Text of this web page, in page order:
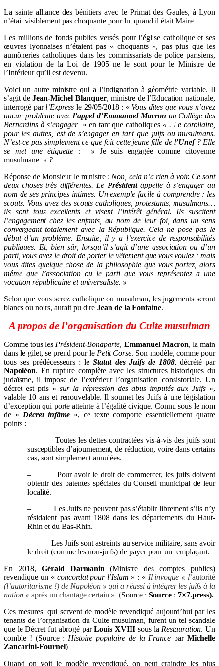
La sainte alliance des bénitiers avec le Primat des Gaules, à Lyon
n’était visiblement pas choquante pour lui quand il était Maire.
Les millions de fonds publics versés pour l’église catholique et ses
œuvres lyonnaises n’étaient pas « choquants », pas plus que les
aumôneries catholiques dans les commissariats de police parisiens,
en violation de la Loi de 1905 ne le sont pour le Ministre de
l’Intérieur qu’il est devenu.
Voici un autre ministre qui a l’indignation à géométrie variable. Il
s’agit deJean-Michel Blanquer, ministre de l’Education nationale,
interrogé par l’Express le 29/05/2018 : « Vous dites que vous n’avez
aucun problème avecl’appel d’Emmanuel Macron au Collège des
Bernardins à s’engager » en tant que catholiques « . Le corollaire,
pour les autres, est de s’engager en tant que juifs ou musulmans.
N’est-ce pas simplement ce que fait cette jeune fille del’Unef? Elle
se met une étiquette : » Je suis engagée comme citoyenne
musulmane » ?
Réponse de Monsieur le ministre : Non, cela n’a rien à voir. Ce sont
deux choses très différentes. Le Présidentappelle à s’engager au
nom de ses principes intimes. Un exemple facile à comprendre : les
scouts. Vous avez des scouts catholiques, protestants, musulmans…
ils sont tous excellents et visent l’intérêt général. Ils suscitent
l’engagement chez les enfants, au nom de leur foi, dans un sens
convergeant totalement avec la République. Cela ne pose pas le
début d’un problème. Ensuite, il y a l’exercice de responsabilités
publiques. Et, bien sûr, lorsqu’il s’agit d’une association ou d’un
parti, vous avez le droit de porter le vêtement que vous voulez : mais
vous dites quelque chose de la philosophie que vous portez, alors
même que l’association ou le parti que vous représentez a une
vocation républicaine et universaliste. »
Selon que vous serez catholique ou musulman, les jugements seront
blancs ou noirs, aurait pu dire Jean de la Fontaine.
A propos de l’organisation du Culte musulman
Comme tous les Président-Bonaparte, Emmanuel Macron, la main
dans le gilet, se prend pour le Petit Corse. Son modèle, comme pour
tous ses prédécesseurs : leStatut des Juifs de 1808, décrété par
Napoléon. En rupture complète avec les structures historiques du
judaïsme, il impose de l’extérieur l’organisation consistoriale. Un
décret est pris «sur la répression des abus imputés aux Juifs »,
valable 10 ans et renouvelable. Il soumet les Juifs à une législation
d’exception qui porte atteinte à l’égalité civique. Connu sous le nom
de « Décret infâme », ce texte comporte essentiellement quatre
points :
–
Toutes les dettes contractées vis-à-vis des juifs sont
susceptibles d’ajournement, de réduction, voire dans certains
cas, sont simplement annulées.
–
Pour avoir le droit de commercer, les juifs doivent
obtenir des patentes spéciales du Conseil municipal de leur
localité.
–
Les Juifs ne peuvent pas s’établir librement s’ils n’y
résidaient pas avant 1808 dans les départements du Haut-
Rhin et du Bas-Rhin.
–
Les Juifs sont astreints au service militaire, sans avoir
le droit (comme les non-juifs) de payer pour un remplaçant.
En 2018,Gérald Darmanin (Ministre des comptes publics)
revendique un « concordat pour l’Islam » : « Il invoque « l’autorité
(l’autoritarisme !) de Napoléon » qui a réussi à intégrer les juifs à la
nation « après un chantage certain ». (Source : Source : 7×7.press).
Ces mesures, qui servent de modèle revendiqué aujourd’hui par les
tenants de l’organisation du Culte musulman, furent un tel scandale
que le Décret fut abrogé parLouis XVIII sous la Restauration. Un
comble ! (Source : Histoire populaire de la France parMichelle
Zancarini-Fournel)
Quand on voit le modèle revendiqué, on peut craindre les plus